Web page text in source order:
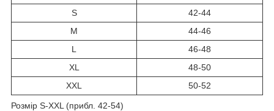
S
42-44
M
44-46
L
46-48
XL
48-50
XXL
50-52
Розмір S-XXL (прибл. 42-54)